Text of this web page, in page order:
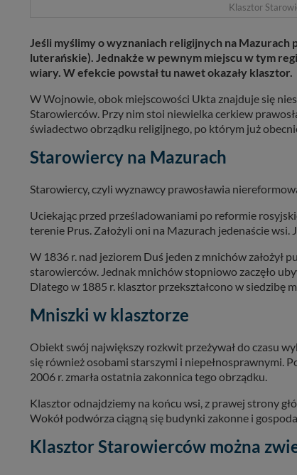
Klasztor
Jeśli myślimy o wyznaniach religijnych na
luterańskie). Jednakże w pewnym miejscu w tym
wiary. W efekcie powstał tu nawet okazały klasztor.
W Wojnowie, obok miejscowości Ukta znajduje się
Starowierców. Przy nim stoi niewielka cerkiew
świadectwo obrządku religijnego, po którym już
Starowiercy na Mazurach
Starowiercy, czyli wyznawcy prawosławia
Uciekając przed prześladowaniami po reformie
terenie Prus. Założyli oni na Mazurach jedenaście
W 1836 r. nad jeziorem Duś jeden z mnichów założył
starowierców. Jednak mnichów stopniowo zaczęło
Dlatego w 1885 r. klasztor przekształcono w siedzibę
Mniszki w klasztorze
Obiekt swój największy rozkwit przeżywał do czasu
się również osobami starszymi i niepełnosprawnymi.
2006 r. zmarła ostatnia zakonnica tego obrządku.
Klasztor odnajdziemy na końcu wsi, z prawej strony
Wokół podwórza ciągną się budynki zakonne i
Klasztor Starowierców można